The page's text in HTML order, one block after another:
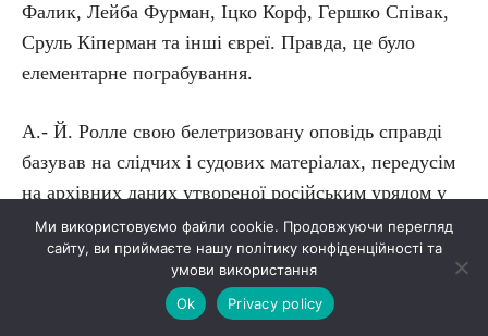
Фалик, Лейба Фурман, Іцко Корф, Гершко Співак,
Сруль Кіперман та інші євреї. Правда, це було
елементарне пограбування.
А.- Й. Ролле свою белетризовану оповідь справді
базував на слідчих і судових матеріалах, передусім
на архівних даних утвореної російським урядом у
листопаді 1833 р. Галузинецької слідчої комісії і,
звісно, подає Кармалюка як лише дезертира, злодія,
розбійника, грабіжника, каторжанина-втікача. Але
згадаймо, як російська і польська влада, офіційні
Ми використовуємо файли cookie. Продовжуючи перегляд
сайту, ви приймаєте нашу політику конфіденційності та
умови використання
Ok
Privacy policy